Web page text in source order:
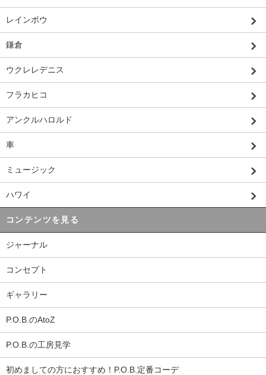
レインボウ
鎌倉
ウクレレデニス
フラカヒコ
アンクルハロルド
車
ミュージック
ハワイ
コンテンツを見る
ジャーナル
コンセプト
ギャラリー
P.O.B.のAtoZ
P.O.B.の工房見学
初めましての方におすすめ！P.O.B.定番コーデ